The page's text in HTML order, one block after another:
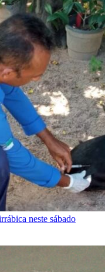
neste sábado